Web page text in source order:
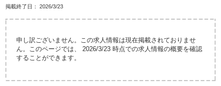
掲載終了日： 2026/3/23
申し訳ございません。この求人情報は現在掲載されておりませ
ん。このページでは、 2026/3/23 時点での求人情報の概要を確認
することができます。